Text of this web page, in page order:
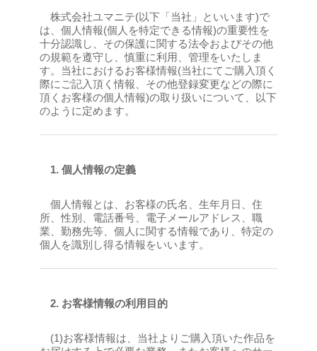
株式会社ユマニテ(以下「当社」といいます)で
は、個人情報(個人を特定できる情報)の重要性を
十分認識し、その保護に関する法令およびその他
の規範を遵守し、慎重に利用、管理をいたしま
す。当社におけるお客様情報(当社にてご購入頂く
際にご記入頂く情報、その他登録変更などの際に
頂くお客様の個人情報)の取り扱いについて、以下
のように定めます。
1. 個人情報の定義
個人情報とは、お客様の氏名、生年月日、住
所、性別、電話番号、電子メールアドレス、職
業、勤務先等、個人に関する情報であり、特定の
個人を識別し得る情報をいいます。
2. お客様情報の利用目的
(1)お客様情報は、当社よりご購入頂いた作品を